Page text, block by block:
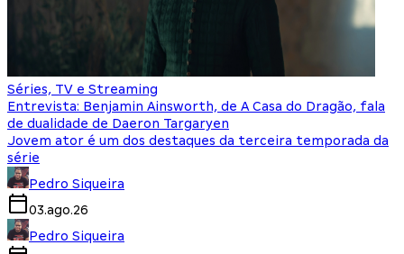
Séries, TV e Streaming
Entrevista: Benjamin Ainsworth, de A Casa do Dragão, fala
de dualidade de Daeron Targaryen
Jovem ator é um dos destaques da terceira temporada da
série
Pedro Siqueira
03.ago.26
Pedro Siqueira